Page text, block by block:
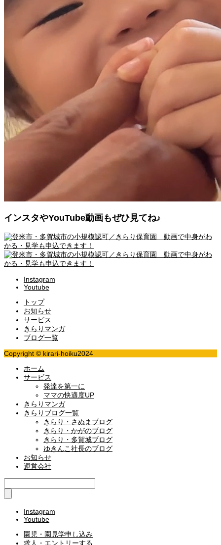
インスタやYouTube動画もぜひ見てね♪
Instagram
Youtube
トップ
お知らせ
サービス
きらりマンガ
ブログ一覧
Copyright © kirari-hoiku2024
ホーム
サービス
発達を第一に
ママの快適度UP
きらりマンガ
きらりブログ一覧
きらり・さぬまブログ
きらり・かがのブログ
きらり・多賀城ブログ
ゆきんこ社長のブログ
お知らせ
運営会社
Instagram
Youtube
園児・園見学申し込み
求人・エントリーする